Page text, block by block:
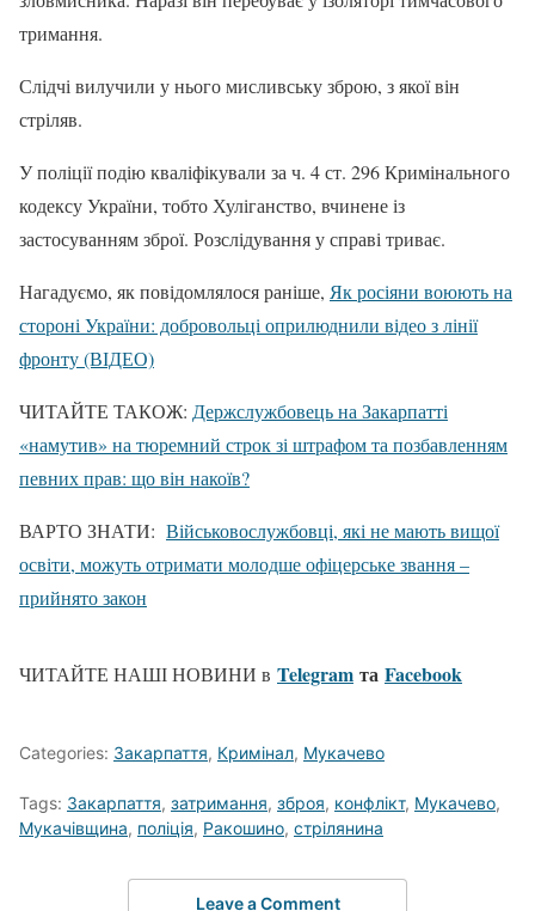
тримання.
Слідчі вилучили у нього мисливську зброю, з якої він
стріляв.
У поліції подію кваліфікували за ч. 4 ст. 296 Кримінального
кодексу України, тобто Хуліганство, вчинене із
застосуванням зброї. Розслідування у справі триває.
Нагадуємо, як повідомлялося раніше, Як росіяни воюють на
стороні України: добровольці оприлюднили відео з лінії
фронту (ВІДЕО)
ЧИТАЙТЕ ТАКОЖ: Держслужбовець на Закарпатті
«намутив» на тюремний строк зі штрафом та позбавленням
певних прав: що він накоїв?
ВАРТО ЗНАТИ: Військовослужбовці, які не мають вищої
освіти, можуть отримати молодше офіцерське звання –
прийнято закон
ЧИТАЙТЕ НАШІ НОВИНИ в Telegram та Facebook
Categories: Закарпаття, Кримінал, Мукачево
Tags: Закарпаття, затримання, зброя, конфлікт, Мукачево,
Мукачівщина, поліція, Ракошино, стрілянина
Leave a Comment